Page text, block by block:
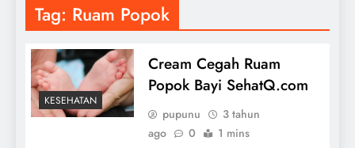
Tag: Ruam Popok
KESEHATAN
Cream Cegah Ruam
Popok Bayi SehatQ.com
pupunu
3 tahun
ago
0 1 mins